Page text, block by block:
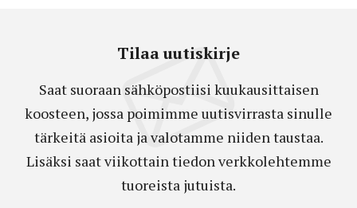
Tilaa uutiskirje
Saat suoraan sähköpostiisi kuukausittaisen
koosteen, jossa poimimme uutisvirrasta sinulle
tärkeitä asioita ja valotamme niiden taustaa.
Lisäksi saat viikottain tiedon verkkolehtemme
tuoreista jutuista.